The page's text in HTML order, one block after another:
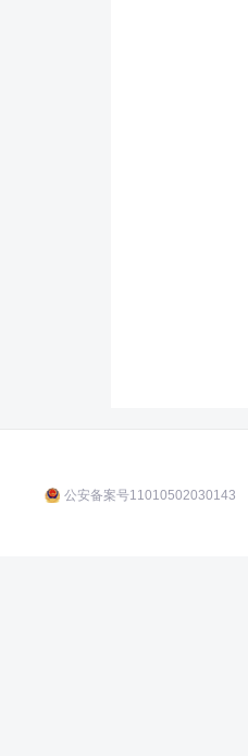
公安备案号11010502030143